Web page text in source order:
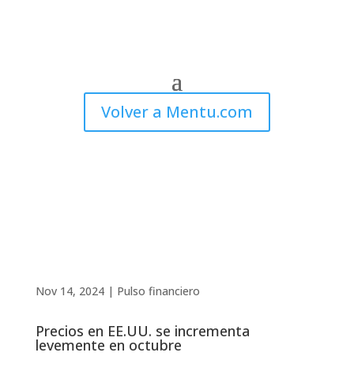
Volver a Mentu.com
Nov 14, 2024| Pulso financiero
Precios en EE.UU. se incrementa
levemente en octubre